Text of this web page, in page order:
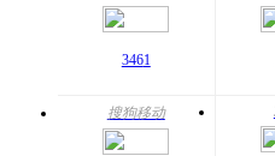
3461
搜狗移动